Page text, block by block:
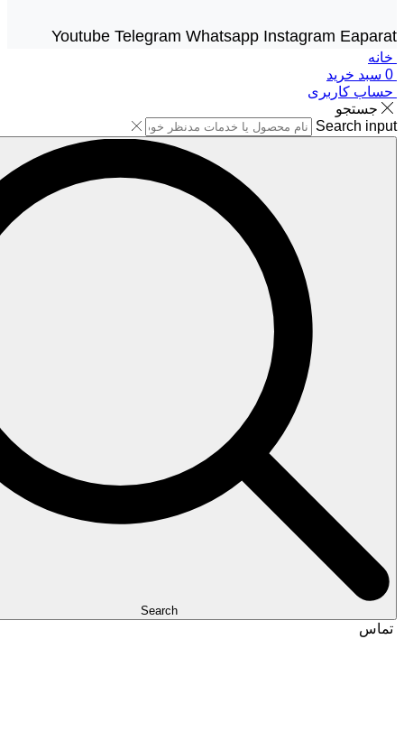
Youtube Telegram Whatsapp Instagram Eaparat
خانه
0 سبد خرید
حساب کاربری
جستجو
Search input
Search
تماس